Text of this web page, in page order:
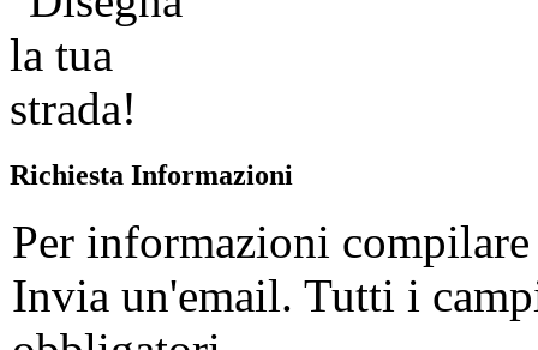
Richiesta Informazioni
Per informazioni
Invia un'email. Tutti i